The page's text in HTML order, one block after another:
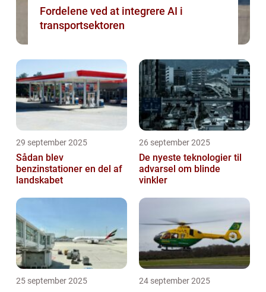
Fordelene ved at integrere AI i
transportsektoren
29 september 2025
Sådan blev
benzinstationer en del af
landskabet
26 september 2025
De nyeste teknologier til
advarsel om blinde
vinkler
25 september 2025 24 september 2025